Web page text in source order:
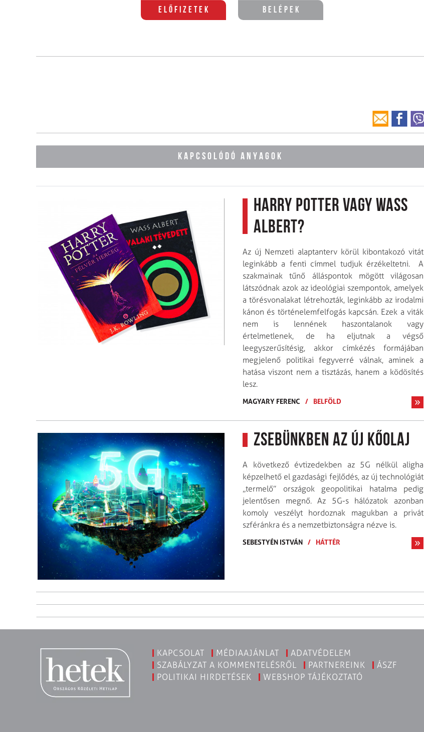
Előfizetek Belépek
KAPCSOLÓDÓ ANYAGOK
Harry Potter vagy Wass
Albert?
Az új Nemzeti alaptanterv körül kibontakozó vitát
leginkább a fenti címmel tudjuk érzékeltetni. A
szakmainak tűnő álláspontok mögött világosan
látszódnak azok az ideológiai szempontok, amelyek
a törésvonalakat létrehozták, leginkább az irodalmi
kánon és történelemfelfogás kapcsán. Ezek a viták
nem is lennének haszontalanok vagy
értelmetlenek, de ha eljutnak a végső
leegyszerűsítésig, akkor címkézés formájában
megjelenő politikai fegyverré válnak, aminek a
hatása viszont nem a tisztázás, hanem a ködösítés
lesz.
MAGYARY FERENC / BELFÖLD
Zsebünkben az új kőolaj
A következő évtizedekben az 5G nélkül aligha
képzelhető el gazdasági fejlődés, az új technológiát
„termelő” országok geopolitikai hatalma pedig
jelentősen megnő. Az 5G-s hálózatok azonban
komoly veszélyt hordoznak magukban a privát
szféránkra és a nemzetbiztonságra nézve is.
SEBESTYÉN ISTVÁN / HÁTTÉR
KAPCSOLAT MÉDIAAJÁNLAT
ADATVÉDELEM
SZABÁLYZAT A KOMMENTELÉSRŐL
PARTNEREINK
ÁSZF
POLITIKAI HIRDETÉSEK
WEBSHOP TÁJÉKOZTATÓ